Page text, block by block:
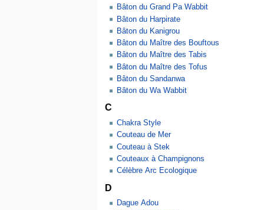
Bâton du Grand Pa Wabbit
Bâton du Harpirate
Bâton du Kanigrou
Bâton du Maître des Bouftous
Bâton du Maître des Tabis
Bâton du Maître des Tofus
Bâton du Sandanwa
Bâton du Wa Wabbit
C
Chakra Style
Couteau de Mer
Couteau à Stek
Couteaux à Champignons
Célèbre Arc Ecologique
D
Dague Adou